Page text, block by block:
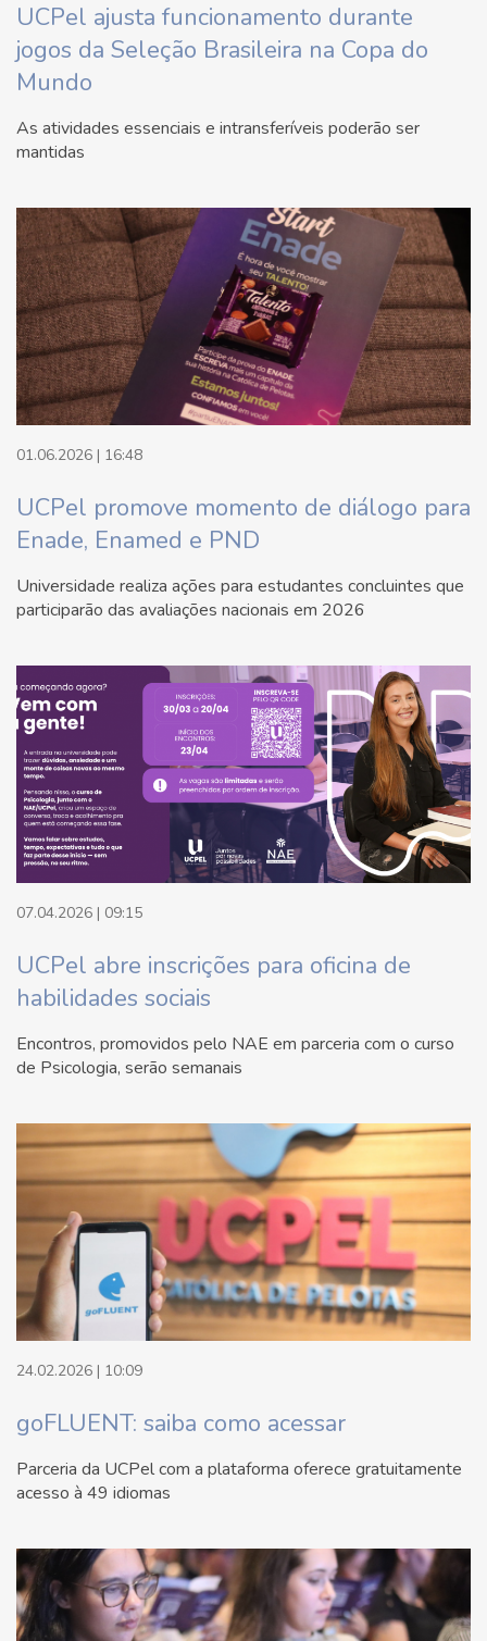
UCPel ajusta funcionamento durante
jogos da Seleção Brasileira na Copa do
Mundo
As atividades essenciais e intransferíveis poderão ser
mantidas
01.06.2026 | 16:48
UCPel promove momento de diálogo para
Enade, Enamed e PND
Universidade realiza ações para estudantes concluintes que
participarão das avaliações nacionais em 2026
07.04.2026 | 09:15
UCPel abre inscrições para oficina de
habilidades sociais
Encontros, promovidos pelo NAE em parceria com o curso
de Psicologia, serão semanais
24.02.2026 | 10:09
goFLUENT: saiba como acessar
Parceria da UCPel com a plataforma oferece gratuitamente
acesso à 49 idiomas